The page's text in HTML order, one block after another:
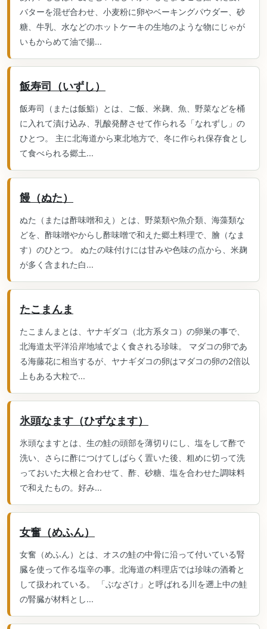
バターを混ぜ合わせ、小麦粉に卵やベーキングパウダー、砂
糖、牛乳、水などのホットケーキの生地のような物にじゃが
いもからめて油で揚...
飯寿司（いずし）
飯寿司（または飯鮨）とは、ご飯、米麹、魚、野菜などを桶
に入れて漬け込み、乳酸発酵させて作られる「なれずし」の
ひとつ。 主に北海道から東北地方で、冬に作られ保存食とし
て食べられる郷土...
饅（ぬた）
ぬた（または酢味噌和え）とは、野菜類や魚介類、海藻類な
どを、酢味噌やからし酢味噌で和えた郷土料理で、膾（なま
す）のひとつ。 ぬたの味付けには甘みや色味の点から、米麹
が多く含まれた白...
たこまんま
たこまんまとは、ヤナギダコ（北方系タコ）の卵巣の事で、
北海道太平洋沿岸地域でよく食される珍味。 マダコの卵であ
る海藤花に相当するが、ヤナギダコの卵はマダコの卵の2倍以
上もある大粒で...
氷頭なます（ひずなます）
氷頭なますとは、生の鮭の頭部を薄切りにし、塩をして酢で
洗い、さらに酢につけてしばらく置いた後、粗めに切って洗
っておいた大根と合わせて、酢、砂糖、塩を合わせた調味料
で和えたもの。好み...
女奮（めふん）
女奮（めふん）とは、オスの鮭の中骨に沿って付いている腎
臓を使って作る塩辛の事。北海道の料理店では珍味の酒肴と
して扱われている。 「ぶなざけ」と呼ばれる川を遡上中の鮭
の腎臓が材料とし...